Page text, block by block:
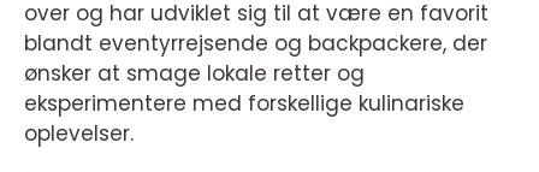
over og har udviklet sig til at være en favorit
blandt eventyrrejsende og backpackere, der
ønsker at smage lokale retter og
eksperimentere med forskellige kulinariske
oplevelser.